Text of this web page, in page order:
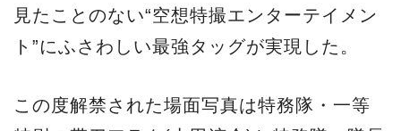
見たことのない“空想特撮エンターテイメン
ト”にふさわしい最強タッグが実現した。
この度解禁された場面写真は特務隊・一等